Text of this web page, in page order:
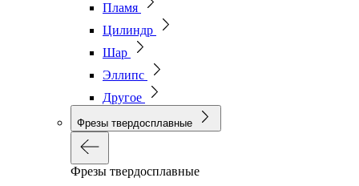
Пламя
Цилиндр
Шар
Эллипс
Другое
Фрезы твердосплавные
Фрезы твердосплавные